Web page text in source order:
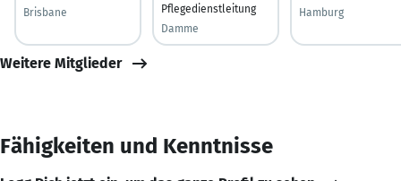
Brisbane
Pflegedienstleitung
Damme
Hamburg
Weitere Mitglieder
Fähigkeiten und Kenntnisse